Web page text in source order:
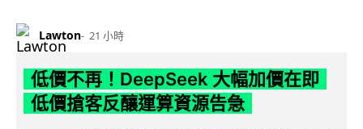
Lawton 21 小時
低價不再！DeepSeek 大幅加價在即
低價搶客反釀運算資源告急